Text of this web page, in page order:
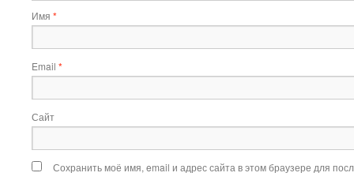
Имя *
Email *
Сайт
Сохранить моё имя, email и адрес сайта в этом браузере для